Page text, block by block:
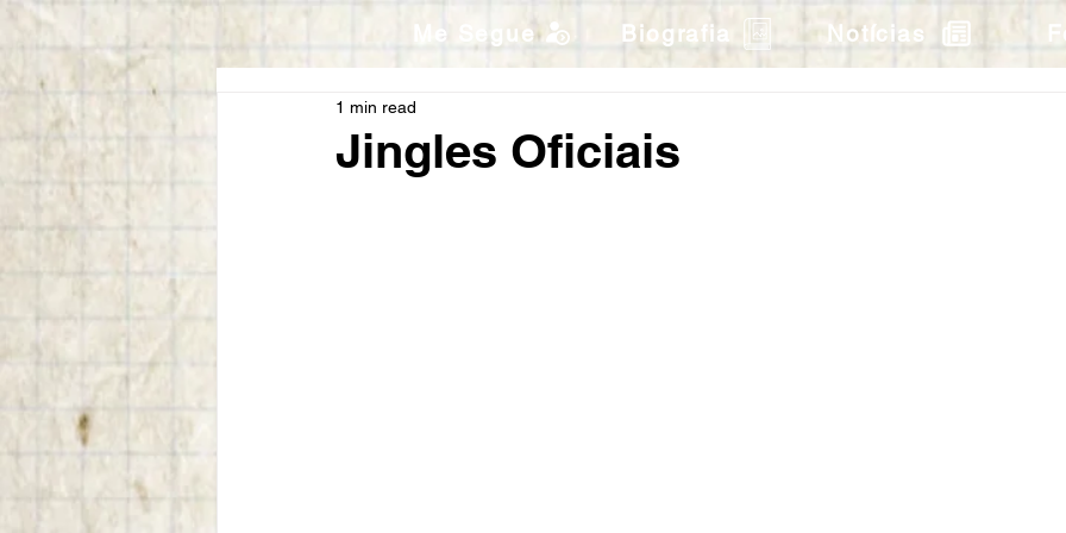
Me Segue Biografia Notícias
Jingles Oficiais
1 min read